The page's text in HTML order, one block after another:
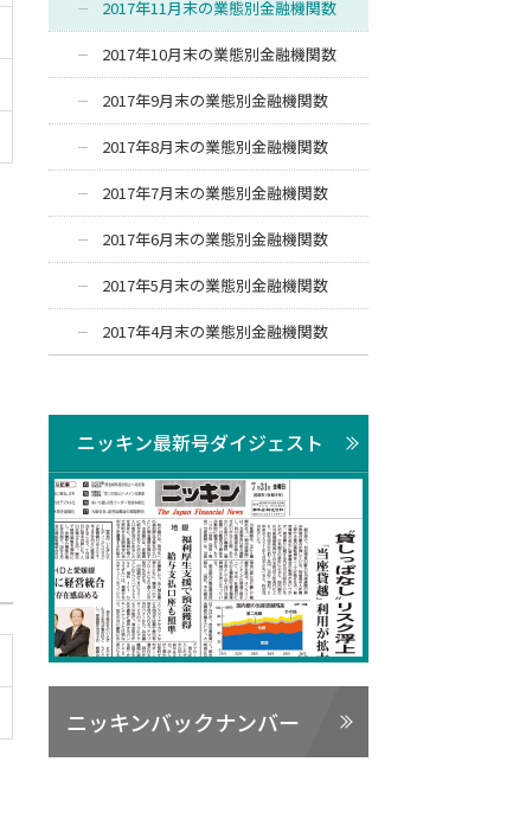
2017年11月末の業態別金融機関数
2017年10月末の業態別金融機関数
2017年9月末の業態別金融機関数
2017年8月末の業態別金融機関数
2017年7月末の業態別金融機関数
2017年6月末の業態別金融機関数
2017年5月末の業態別金融機関数
2017年4月末の業態別金融機関数
ニッキン最新号ダイジェスト
ニッキンバックナンバー